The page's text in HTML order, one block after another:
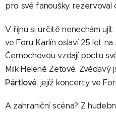
pro své fanoušky rezervoval
V říjnu si určitě nenechám ujít
ve Foru Karlín oslaví 25 let
Černochovou vzdají poctu
Milk Heleně Zeťové. Zvědavý
Pártlové, jejíž koncerty ve
A zahraniční scéna? Z